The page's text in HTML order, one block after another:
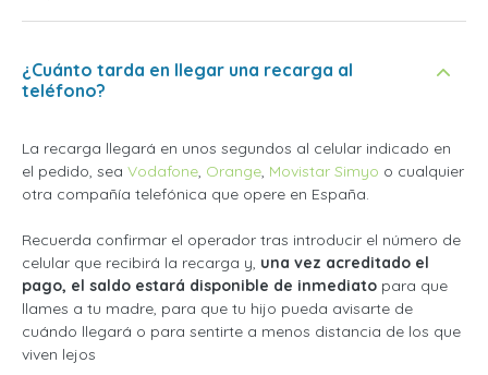
¿Cuánto tarda en llegar una recarga al
teléfono?
La recarga llegará en unos segundos al celular indicado en
el pedido, sea Vodafone, Orange, Movistar Simyo o cualquier
otra compañía telefónica que opere en España.
Recuerda confirmar el operador tras introducir el número de
celular que recibirá la recarga y, una vez acreditado el
pago, el saldo estará disponible de inmediato para que
llames a tu madre, para que tu hijo pueda avisarte de
cuándo llegará o para sentirte a menos distancia de los que
viven lejos